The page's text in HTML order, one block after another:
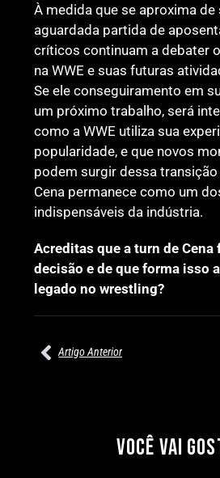
À medida que se aproxima de
aguardada partida de
críticos continuam a debater
na WWE e suas futuras
Se ele conseguiramento em
um próximo trabalho, será
como a WWE utiliza sua
popularidade, e que novos
podem surgir dessa transição
Cena permanece como um
indispensáveis da indústria.
Acreditas que a turn de Cena
decisão e de que forma isso
legado no wrestling?
Artigo Anterior
VOCÊ VAI
SEGMENTOS A NÃO PERDER
Por exclusivewrestling